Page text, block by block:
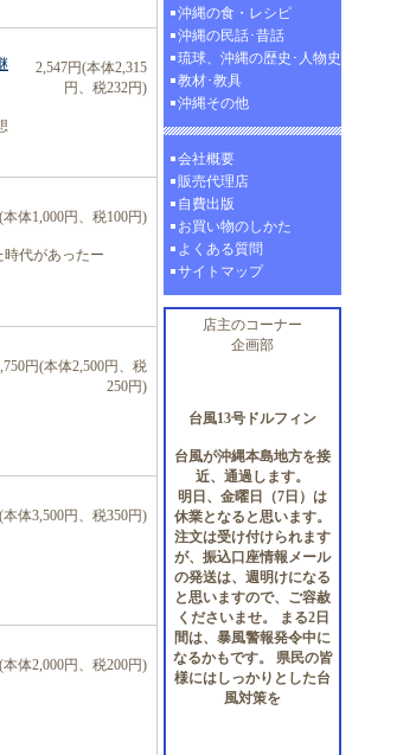
2,547円(本体2,315
円、税232円)
本体1,000円、税100円)
代があったー
円(本体2,500円、税
250円)
本体3,500円、税350円)
本体2,000円、税200円)
沖縄の食・レシピ
沖縄の民話･昔話
琉球、沖縄の歴史･人物史
教材･教具
沖縄その他
会社概要
販売代理店
自費出版
お買い物のしかた
よくある質問
サイトマップ
店主のコーナー
企画部
台風13号ドルフィン
台風が沖縄本島地方を接
近、通過します。
明日、金曜日（7日）は
休業となると思います。
注文は受け付けられます
が、振込口座情報メール
の発送は、週明けになる
と思いますので、ご容赦
くださいませ。 まる2日
間は、暴風警報発令中に
なるかもです。 県民の皆
様にはしっかりとした台
風対策を